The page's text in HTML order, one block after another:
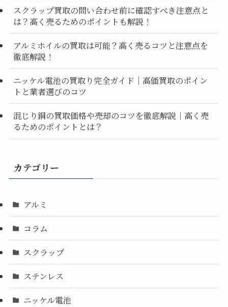
スクラップ買取の問い合わせ前に確認すべき注意点と
は？高く売るためのポイントも解説！
アルミホイルの買取は可能？高く売るコツと注意点を
徹底解説！
ニッケル電池の買取り完全ガイド｜高価買取のポイン
トと業者選びのコツ
混じり銅の買取価格や売却のコツを徹底解説｜高く売
るためのポイントとは？
カテゴリー
アルミ
コラム
スクラップ
ステンレス
ニッケル電池